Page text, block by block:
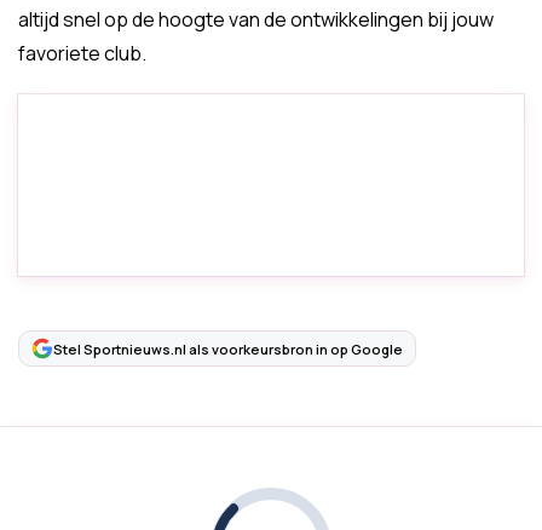
altijd snel op de hoogte van de ontwikkelingen bij jouw
favoriete club.
Stel Sportnieuws.nl als voorkeursbron in op Google